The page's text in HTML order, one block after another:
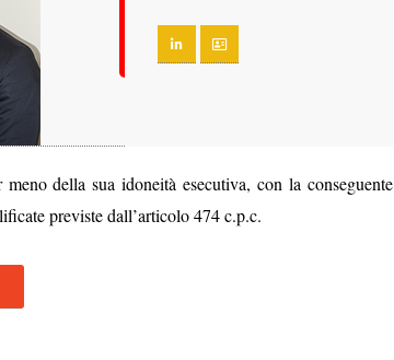
della sua idoneità esecutiva, con la conseguente
previste dall’articolo 474 c.p.c.